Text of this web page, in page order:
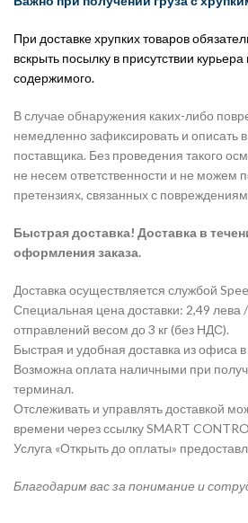
При доставке хрупких товаров
вскрыть посылку в присутствии
содержимого.
В случае обнаружения каких-либо
немедленно зафиксировать и описать в
поставщика. Без проведения такого
не несем ответственности и не можем
претензиях, связанных с
Быстрая доставка! Доставка в
оформления заказа.
Доставка осуществляется службой
Специальная цена доставки: 2,49 лева
отправлений весом до 3 кг (без НДС).
Быстрая и удобная доставка из офиса в
Возможна оплата наличными при
терминал.
Отслеживать и управлять доставкой
времени через ссылку SMART
Услуга «Открыть до оплаты»
Благодарим вас за понимание и